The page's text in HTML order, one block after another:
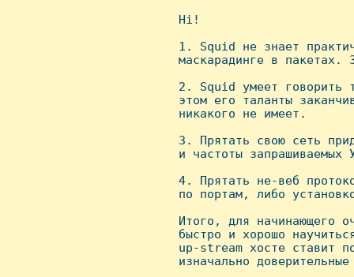
Hi!
1. Squid не знает
маскарадинге в
2. Squid умеет говорить
этом его таланты
никакого не имеет.
3. Прятать свою сеть
и частоты запрашиваемых
4. Прятать не-веб
по портам, либо
Итого, для начинающего
быстро и хорошо
up-stream хосте ставит
изначально